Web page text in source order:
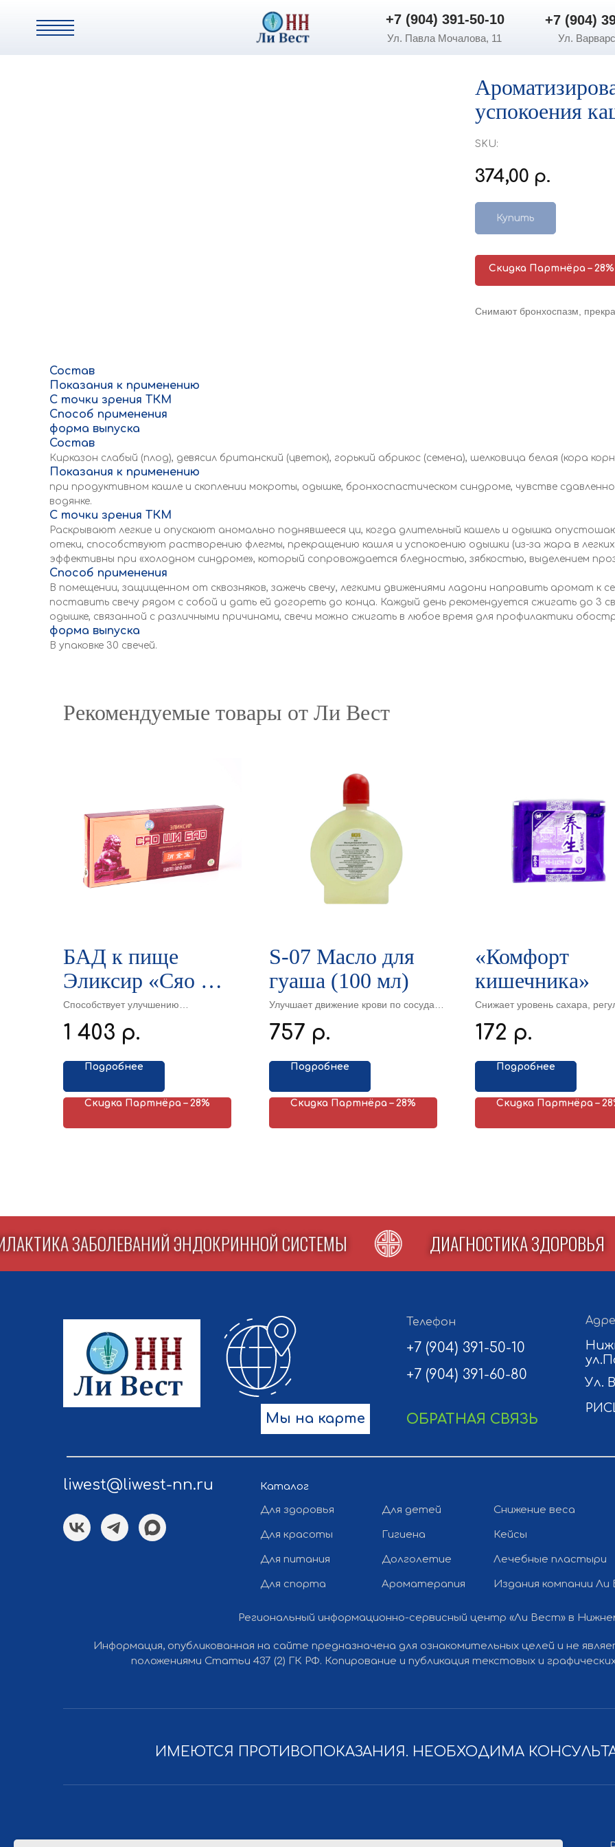
Ул.
Ул. Павла Мочалова, 11
+7 (904)
+7 (904) 391-50-10 +7 (904)
+7 (904) 391-50-10
успокоения
SKU:
374,00 р.
Купить
Скидка Партнёра – 28%
Снимают бронхоспазм,
Состав
Показания к применению
С точки зрения ТКМ
Способ применения
форма выпуска
Состав
Кирказон слабый (плод), девясил британский (цветок), горький абрикос (семена), шелковица белая (кора
Показания к применению
при продуктивном кашле и скоплении мокроты, одышке, бронхоспастическом синдроме, чувстве
водянке.
С точки зрения ТКМ
Раскрывают легкие и опускают аномально поднявшееся ци, когда длительный кашель и одышка
отеки, способствуют растворению флегмы, прекращению кашля и успокоению одышки (из-за жара в легких
эффективны при «холодном синдроме», который сопровождается бледностью, зябкостью, выделением
Способ применения
В помещении, защищенном от сквозняков, зажечь свечу, легкими движениями ладони направить аромат к
поставить свечу рядом с собой и дать ей догореть до конца. Каждый день рекомендуется сжигать до 3
одышке, связанной с различными причинами, свечи можно сжигать в любое время для профилактики
форма выпуска
В упаковке 30 свечей.
Рекомендуемые товары от Ли Вест
БАД к пище
Эликсир «Сяо Ши
Бао», 10 флаконов
по 10 мл
Способствует улучшению
селезенку, укрепляет желудок,
нормализует стул.
1 403 р.
Подробнее
Скидка Партнёра – 28%
S-07 Масло для
гуаша (100 мл)
Улучшает движение крови по сосудам.
меридианов и коллатералей. Удаляет
жар крови и выводит токсины
757 р.
Подробнее
Скидка Партнёра – 28%
«Комфорт
кишечника»
Снижает уровень сахара,
благотворно влияет на
способствует росту полезных
172 р.
Подробнее
Скидка Партнёра –
ЗАБОЛЕВАНИЙ ЭНДОКРИННОЙ СИСТЕМЫ ДИАГНОСТИКА ЗДОРОВЬЯ
liwest@liwest-nn.ru
Телефон
+7 (904) 391-50-10
+7 (904) 391-60-80
ОБРАТНАЯ СВЯЗЬ
Региональный информационно-сервисный центр «Ли Вест» в
Информация, опубликованная на сайте предназначена для ознакомительных целей и не
положениями Статьи 437 (2) ГК РФ. Копирование и публикация текстовых и
Снижение веса
Кейсы
Лечебные пластыри
Издания компании Ли
Для детей
Гигиена
Долголетие
Ароматерапия
Каталог
Для здоровья
Для красоты
Для питания
Для спорта
Мы на карте
Ул.
ИМЕЮТСЯ ПРОТИВОПОКАЗАНИЯ. НЕОБХОДИМА
Все права защищены © 2012-2026 Ли Вест НН Политика конфиденциальности